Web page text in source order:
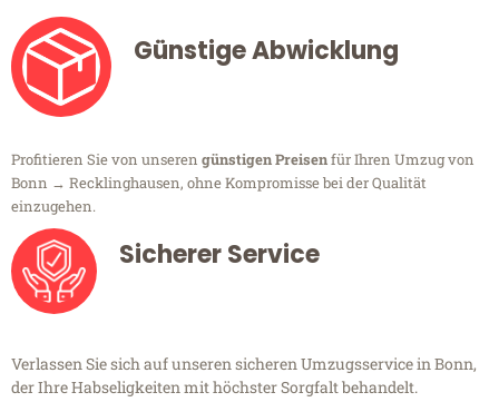
Günstige Abwicklung
Profitieren Sie von unseren günstigen Preisenfür Ihren Umzug von
Bonn → Recklinghausen, ohne Kompromisse bei der Qualität
einzugehen.
Sicherer Service
Verlassen Sie sich auf unseren sicheren Umzugsservice in Bonn,
der Ihre Habseligkeiten mit höchster Sorgfalt behandelt.